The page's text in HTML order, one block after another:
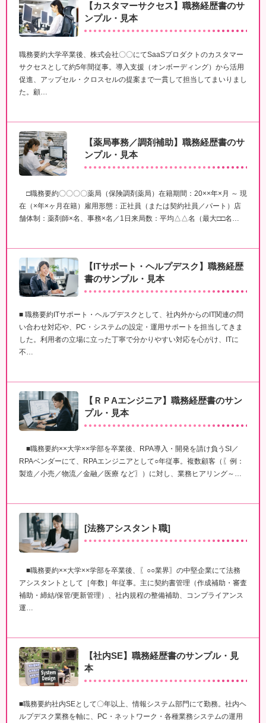
【カスタマーサクセス】職務経歴書のサ
ンプル・見本
職務要約大学卒業後、株式会社〇〇にてSaaSプロダクトのカスタマー
サクセスとして約5年間従事。導入支援（オンボーディング）から活用
促進、アップセル・クロスセルの提案まで一貫して担当してまいりまし
た。顧…
【薬局事務／調剤補助】職務経歴書のサ
ンプル・見本
□職務要約〇〇〇〇薬局（保険調剤薬局）在籍期間：20××年×月 ～ 現
在（×年×ヶ月在籍）雇用形態：正社員（または契約社員／パート）店
舗体制：薬剤師×名、事務×名／1日来局数：平均△△名（最大□□名…
【ITサポート・ヘルプデスク】職務経歴
書のサンプル・見本
■ 職務要約ITサポート・ヘルプデスクとして、社内外からのIT関連の問
い合わせ対応や、PC・システムの設定・運用サポートを担当してきま
した。利用者の立場に立った丁寧で分かりやすい対応を心がけ、ITに
不…
【ＲＰAエンジニア】職務経歴書のサン
プル・見本
■職務要約××大学××学部を卒業後、RPA導入・開発を請け負うSI／
RPAベンダーにて、RPAエンジニアとして○年従事。複数顧客（〖例：
製造／小売／物流／金融／医療 など〗）に対し、業務ヒアリング～…
[法務アシスタント職]
■職務要約××大学××学部を卒業後、〖○○業界〗の中堅企業にて法務
アシスタントとして［年数］年従事。主に契約書管理（作成補助・審査
補助・締結/保管/更新管理）、社内規程の整備補助、コンプライアンス
運…
【社内SE】職務経歴書のサンプル・見
本
■職務要約社内SEとして〇年以上、情報システム部門にて勤務。社内ヘ
ルプデスク業務を軸に、PC・ネットワーク・各種業務システムの運用